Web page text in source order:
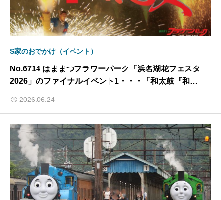
S家のおでかけ（イベント）
No.6714 はままつフラワーパーク「浜名湖花フェスタ
2026」のファイナルイベント1・・・「和太鼓『和
2026.06.24